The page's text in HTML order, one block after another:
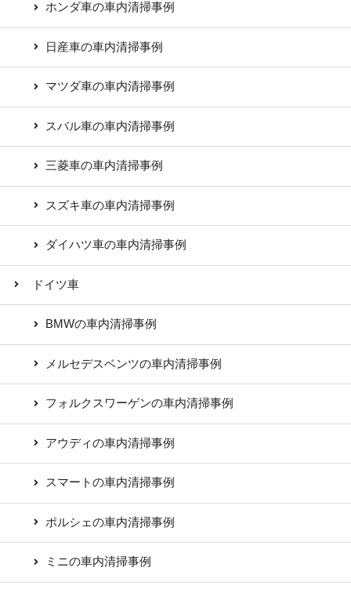
ホンダ車の車内清掃事例
日産車の車内清掃事例
マツダ車の車内清掃事例
スバル車の車内清掃事例
三菱車の車内清掃事例
スズキ車の車内清掃事例
ダイハツ車の車内清掃事例
ドイツ車
BMWの車内清掃事例
メルセデスベンツの車内清掃事例
フォルクスワーゲンの車内清掃事例
アウディの車内清掃事例
スマートの車内清掃事例
ポルシェの車内清掃事例
ミニの車内清掃事例